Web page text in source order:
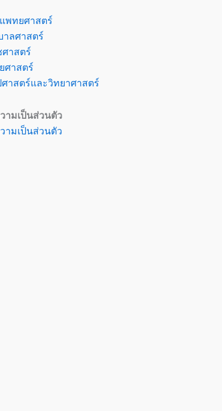
พทยศาสตร์
ลศาสตร์
าสตร์
าสตร์
าสตร์และวิทยาศาสตร์
ามเป็นส่วนตัว
ามเป็นส่วนตัว